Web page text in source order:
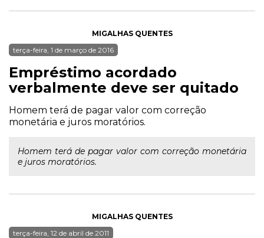
MIGALHAS QUENTES
terça-feira, 1 de março de 2016
Empréstimo acordado
verbalmente deve ser quitado
Homem terá de pagar valor com correção
monetária e juros moratórios.
Homem terá de pagar valor com correção monetária
e juros moratórios.
MIGALHAS QUENTES
terça-feira, 12 de abril de 2011